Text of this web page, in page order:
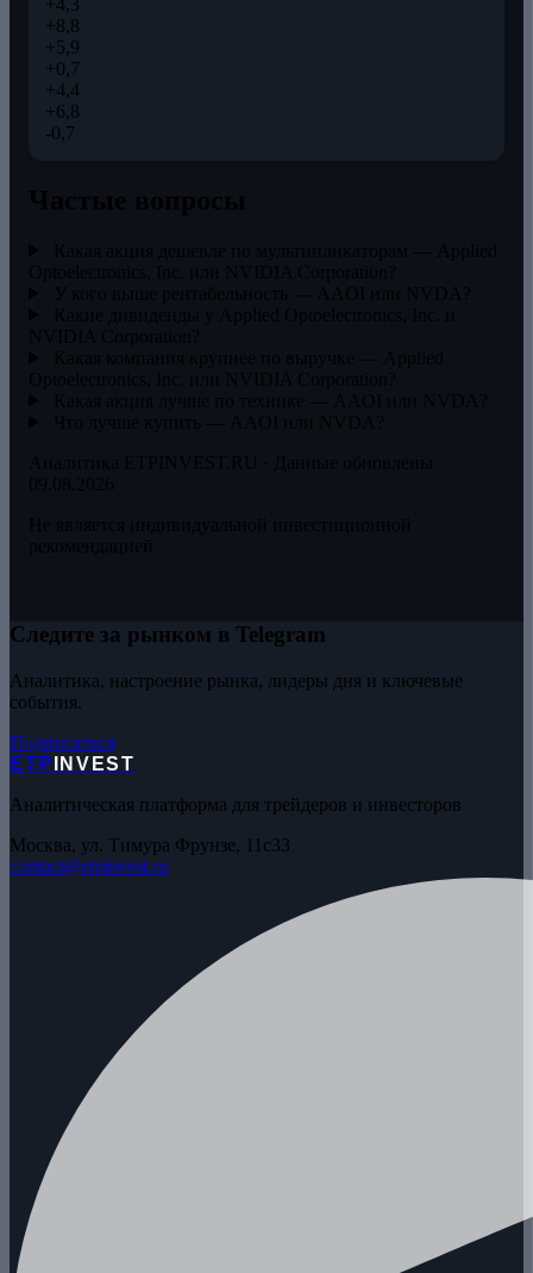
+8,8
+5,9
+0,7
+4,4
+6,8
-0,7
Следите за рынком в Telegram
Аналитика, настроение рынка, лидеры дня и ключевые
события.
Подписаться
ETP
INVEST
Аналитическая платформа для трейдеров и инвесторов
Москва, ул. Тимура Фрунзе, 11с33
contact@etpinvest.ru